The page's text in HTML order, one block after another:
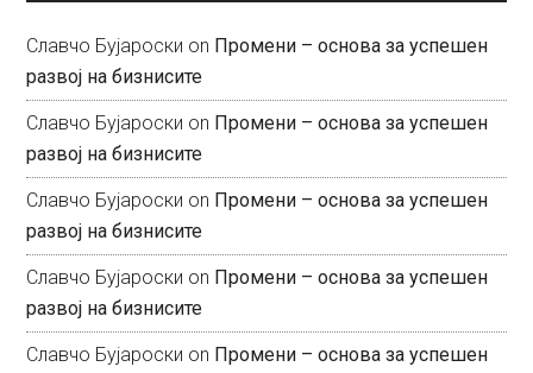
Славчо Бујароски on Промени – основа за успешен
развој на бизнисите
Славчо Бујароски on Промени – основа за успешен
развој на бизнисите
Славчо Бујароски on Промени – основа за успешен
развој на бизнисите
Славчо Бујароски on Промени – основа за успешен
развој на бизнисите
Славчо Бујароски on Промени – основа за успешен